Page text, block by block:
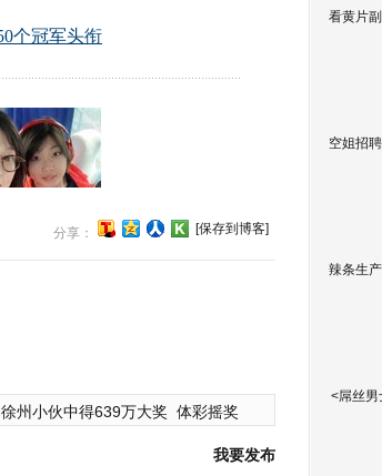
分享： [保存到博客]
徐州小伙中得639万大奖 体彩摇奖
我要发布
看黄片
空姐招
辣条生
<屌丝男